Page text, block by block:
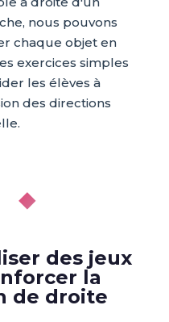
nous pouvons
chaque objet en
exercices simples
les élèves à
des directions
◆
des jeux
la
de droite